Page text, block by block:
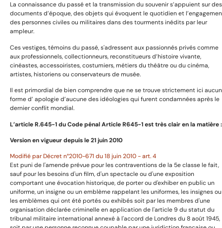
La connaissance du passé et la transmission du souvenir s’appuient sur des
documents d’époque, des objets qui évoquent le quotidien et
des personnes civiles ou militaires dans des tourments inédits par leur
ampleur.
Ces vestiges, témoins du passé, s'adressent aux passionnés privés comme
aux professionnels, collectionneurs, reconstitueurs d’histoire vivante,
cinéastes, accessoiristes, costumiers, métiers du théâtre ou du cinéma,
artistes, historiens ou conservateurs de musée.
Il est primordial de bien comprendre que ne se trouve strictement ici
forme d’ apologie d’aucune des idéologies qui furent condamnées après le
dernier conflit mondial.
L’article R.645­-1 du Code pénal Article R645-1 est très clair en la matière :
Version en vigueur depuis le 21 juin 2010
Modifié par Décret n°2010-671 du 18 juin 2010 - art. 4
Est puni de l'amende prévue pour les contraventions de la 5e classe le fait,
sauf pour les besoins d'un film, d'un spectacle ou d'une exposition
comportant une évocation historique, de porter ou d'exhiber en public un
uniforme, un insigne ou un emblème rappelant les uniformes, les insignes ou
les emblèmes qui ont été portés ou exhibés soit par les membres d'une
organisation déclarée criminelle en application de l'article 9 du statut du
tribunal militaire international annexé à l'accord de Londres du 8 août 1945,
se souvenir et transmettre
Catégories
Harnachement
Décorations et médailles
Armes anciennes
Livres et images
Informations utiles